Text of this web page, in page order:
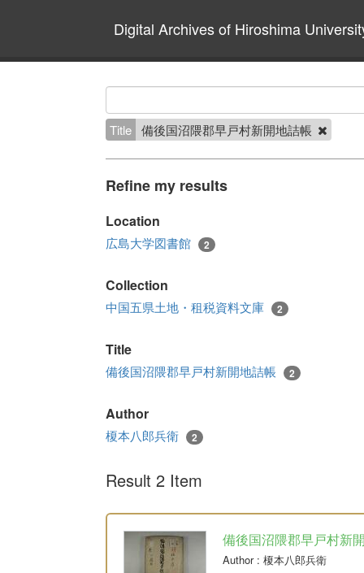
Digital Archives of Hiroshima
Title 備後国沼隈郡早戸村新開地詰帳
Refine my results
Location
広島大学図書館 2
Collection
中国五県土地・租税資料文庫 2
Title
備後国沼隈郡早戸村新開地詰帳 2
Author
榎本八郎兵衛 2
Result 2 Item
備後国沼隈郡早戸村新
Author: 榎本八郎兵衛